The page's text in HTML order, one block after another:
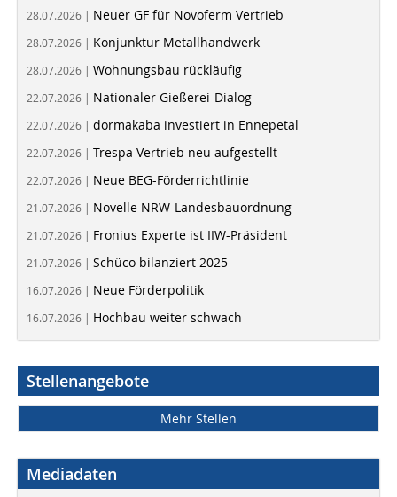
28.07.2026 | Neuer GF für Novoferm Vertrieb
28.07.2026 | Konjunktur Metallhandwerk
28.07.2026 | Wohnungsbau rückläufig
22.07.2026 | Nationaler Gießerei-Dialog
22.07.2026 | dormakaba investiert in Ennepetal
22.07.2026 | Trespa Vertrieb neu aufgestellt
22.07.2026 | Neue BEG-Förderrichtlinie
21.07.2026 | Novelle NRW-Landesbauordnung
21.07.2026 | Fronius Experte ist IIW-Präsident
21.07.2026 | Schüco bilanziert 2025
16.07.2026 | Neue Förderpolitik
16.07.2026 | Hochbau weiter schwach
Stellenangebote
Mehr Stellen
Mediadaten